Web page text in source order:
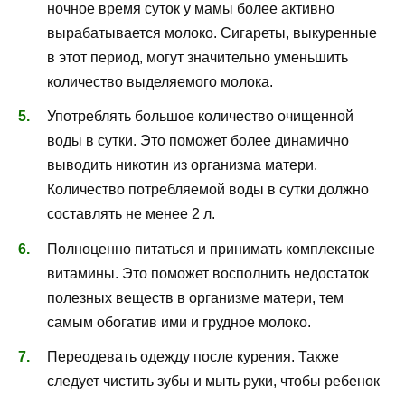
ночное время суток у мамы более активно
вырабатывается молоко. Сигареты, выкуренные
в этот период, могут значительно уменьшить
количество выделяемого молока.
Употреблять большое количество очищенной
воды в сутки. Это поможет более динамично
выводить никотин из организма матери.
Количество потребляемой воды в сутки должно
составлять не менее 2 л.
Полноценно питаться и принимать комплексные
витамины. Это поможет восполнить недостаток
полезных веществ в организме матери, тем
самым обогатив ими и грудное молоко.
Переодевать одежду после курения. Также
следует чистить зубы и мыть руки, чтобы ребенок